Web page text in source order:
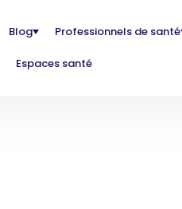
Blog Professionnels de santé
Espaces santé